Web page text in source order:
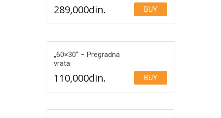
289,000din. BUY
„60×30“ – Pregradna
vrata
110,000din. BUY